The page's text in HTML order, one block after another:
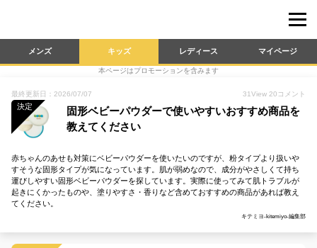
メンズ キッズ レディース マイページ
本ページはプロモーションを含みます
最終更新日：2026/07/07 31View 20 コメント
決定
固形ベビーパウダーで使いやすいおすすめ商品を
教えてください
赤ちゃんのあせも対策にベビーパウダーを使いたいのですが、粉タイプより扱いや
すそうな固形タイプが気になっています。肌が弱めなので、成分がやさしくて持ち
運びしやすい固形ベビーパウダーを探しています。実際に使ってみて肌トラブルが
起きにくかったものや、塗りやすさ・香りなど含めておすすめの商品があれば教え
てください。
キテミヨ-kitemiyo-編集部